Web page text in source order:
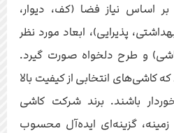
اساس نیاز فضا (کف، دیوار،
پذیرایی)، ابعاد مورد نظر
و طرح دلخواه صورت گیرد.
کاشی‌های انتخابی از کیفیت بالا
باشند. برند شرکت کاشی
گزینه‌ای ایده‌آل محسوب